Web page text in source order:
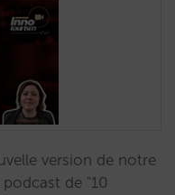
version de notre
de "10